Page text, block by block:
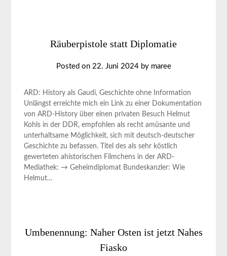
Räuberpistole statt Diplomatie
Posted on 22. Juni 2024by maree
ARD: History als Gaudi, Geschichte ohne Information
Unlängst erreichte mich ein Link zu einer Dokumentation
von ARD-History über einen privaten Besuch Helmut
Kohls in der DDR, empfohlen als recht amüsante und
unterhaltsame Möglichkeit, sich mit deutsch-deutscher
Geschichte zu befassen. Titel des als sehr köstlich
gewerteten ahistorischen Filmchens in der ARD-
Mediathek: → Geheimdiplomat Bundeskanzler: Wie
Helmut…
Umbenennung: Naher Osten ist jetzt Nahes
Fiasko